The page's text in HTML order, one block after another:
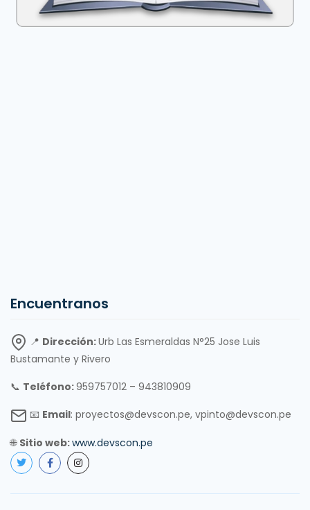
Encuentranos
📍 Dirección:Urb Las Esmeraldas N°25 Jose Luis
Bustamante y Rivero
📞 Teléfono:959757012 – 943810909
📧 Email: proyectos@devscon.pe, vpinto@devscon.pe
🌐 Sitio web:www.devscon.pe